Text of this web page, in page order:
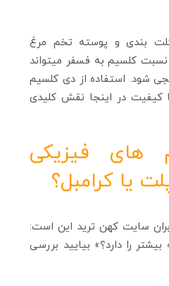
بندی و پوسته تخم‌ مرغ
کلسیم به فسفر میتواند
شود. استفاده از دی‌ کلسیم
در اینجا نقش کلیدی
های فیزیکی
یا کرامبل؟
سایت کهن ترید این است:
را دارد؟» بیایید بررسی